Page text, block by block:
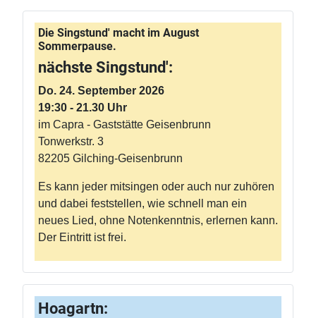
Die Singstund' macht im August
Sommerpause.
nächste Singstund':
Do. 24. September 2026
19:30 - 21.30 Uhr
im Capra - Gaststätte Geisenbrunn
Tonwerkstr. 3
82205 Gilching-Geisenbrunn
Es kann jeder mitsingen oder auch nur zuhören
und dabei feststellen, wie schnell man ein
neues Lied, ohne Notenkenntnis, erlernen kann.
Der Eintritt ist frei.
Hoagartn: